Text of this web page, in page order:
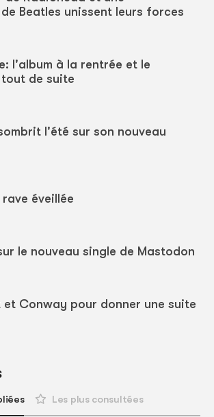
Beatles unissent leurs forces
l'album à la rentrée et le
de suite
l'été sur son nouveau
éveillée
le nouveau single de Mastodon
et Conway pour donner une suite
Les plus consultées